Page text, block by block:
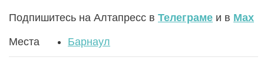
Подпишитесь на Алтапресс в Телеграме и в Max
Места Барнаул